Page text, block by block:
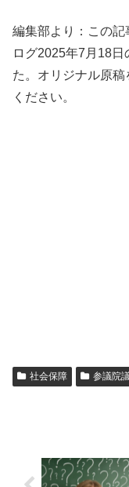
編集部より：この
ログ2025年7月18
た。オリジナル原
ください。
社会保障 参議院